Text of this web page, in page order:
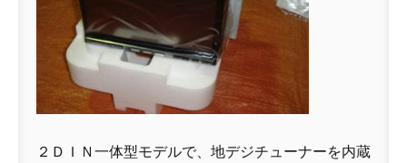
２ＤＩＮ一体型モデルで、地デジチューナーを内蔵